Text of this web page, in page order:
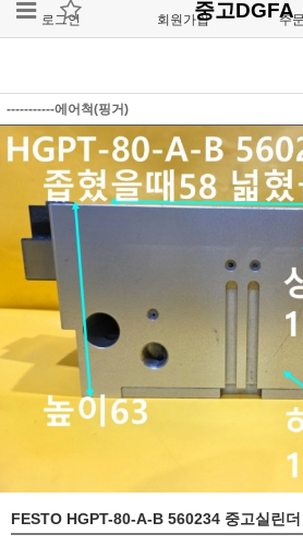
로그인 회원가입 주
중고DGFA
-----------에어척(핑거)
FESTO HGPT-80-A-B 560234 중고실린더